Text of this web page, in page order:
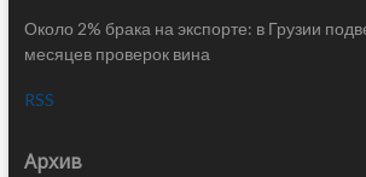
Около 2% брака на экспорте: в Грузии
месяцев проверок вина
RSS
Архив